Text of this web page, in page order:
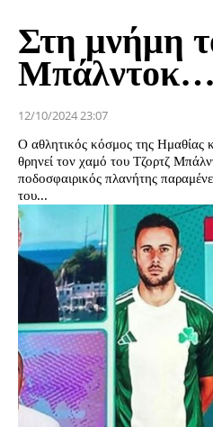
Στη μνήμη
12/10/2024 23:07
Ο αθλητικός κόσμος της Ημαθίας
θρηνεί τον χαμό του Τζορτζ
ποδοσφαιρικός πλανήτης
του...